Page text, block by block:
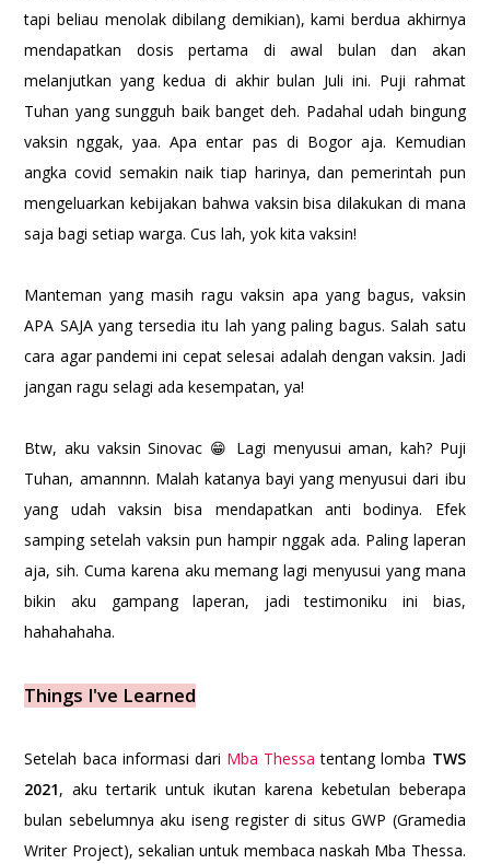
tapi beliau menolak dibilang demikian), kami berdua akhirnya
mendapatkan dosis pertama di awal bulan dan akan
melanjutkan yang kedua di akhir bulan Juli ini. Puji rahmat
Tuhan yang sungguh baik banget deh. Padahal udah bingung
vaksin nggak, yaa. Apa entar pas di Bogor aja. Kemudian
angka covid semakin naik tiap harinya, dan pemerintah pun
mengeluarkan kebijakan bahwa vaksin bisa dilakukan di mana
saja bagi setiap warga. Cus lah, yok kita vaksin!
Manteman yang masih ragu vaksin apa yang bagus, vaksin
APA SAJA yang tersedia itu lah yang paling bagus. Salah satu
cara agar pandemi ini cepat selesai adalah dengan vaksin. Jadi
jangan ragu selagi ada kesempatan, ya!
Btw, aku vaksin Sinovac 😁 Lagi menyusui aman, kah? Puji
Tuhan, amannnn. Malah katanya bayi yang menyusui dari ibu
yang udah vaksin bisa mendapatkan anti bodinya. Efek
samping setelah vaksin pun hampir nggak ada. Paling laperan
aja, sih. Cuma karena aku memang lagi menyusui yang mana
bikin aku gampang laperan, jadi testimoniku ini bias,
hahahahaha.
Things I've Learned
Setelah baca informasi dari Mba Thessa tentang lomba TWS
2021, aku tertarik untuk ikutan karena kebetulan beberapa
bulan sebelumnya aku iseng register di situs GWP (Gramedia
Writer Project), sekalian untuk membaca naskah Mba Thessa.